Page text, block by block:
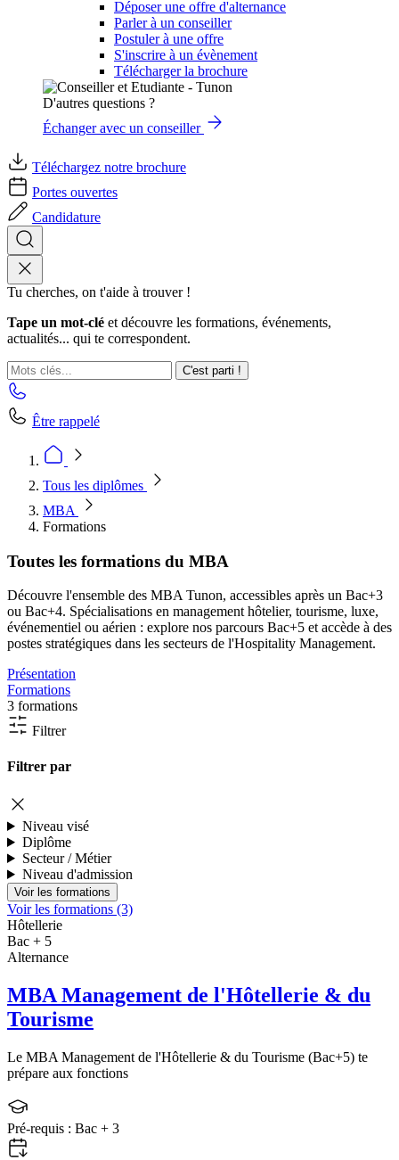
Déposer une offre d'alternance
Parler à un conseiller
Postuler à une offre
S'inscrire à un évènement
Télécharger la brochure
D'autres questions ?
Échanger avec un conseiller
Téléchargez notre brochure
Portes ouvertes
Candidature
Tu cherches, on t'aide à trouver !
Tape un mot-clé et découvre les formations, événements,
actualités... qui te correspondent.
C'est parti !
Être rappelé
Tous les diplômes
MBA
Formations
Toutes les formations du MBA
Découvre l'ensemble des MBA Tunon, accessibles après un Bac+3
ou Bac+4. Spécialisations en management hôtelier, tourisme, luxe,
événementiel ou aérien : explore nos parcours Bac+5 et accède à des
postes stratégiques dans les secteurs de l'Hospitality Management.
Présentation
Formations
3 formations
Filtrer
Filtrer par
Niveau visé
Diplôme
Secteur / Métier
Niveau d'admission
Voir les formations (3)
Hôtellerie
Bac + 5
Alternance
MBA Management de l'Hôtellerie & du
Tourisme
Le MBA Management de l'Hôtellerie & du Tourisme (Bac+5) te
prépare aux fonctions
Pré-requis : Bac + 3